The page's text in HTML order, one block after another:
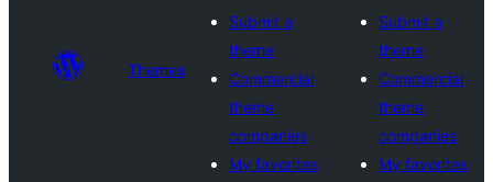
Themes
Submit a
theme
Commercial
theme
companies
My favorites
Submit a
theme
Commercial
theme
companies
My favorites